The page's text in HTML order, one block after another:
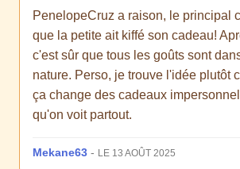
PenelopeCruz a raison, le principal
que la petite ait kiffé son cadeau!
c'est sûr que tous les goûts sont
nature. Perso, je trouve l'idée plutôt
ça change des cadeaux
qu'on voit partout.
Mekane63 - LE 13 AOÛT 2025